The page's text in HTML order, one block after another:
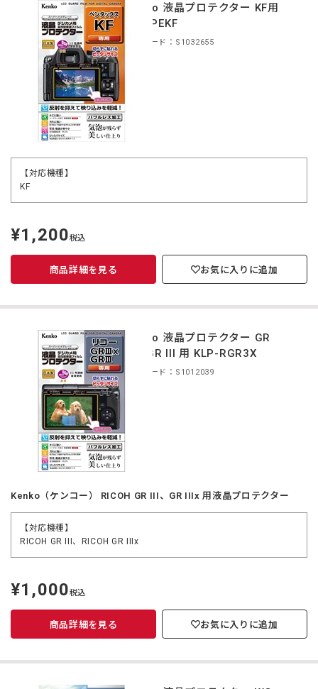
Kenko 液晶プロテクター KF用
KLP-PEKF
商品コード：S1032655
【対応機種】
KF
定
価
¥1,200税込
商品詳細を見る お気に入りに追加
Kenko 液晶プロテクター GR
IIIx/GR III 用 KLP-RGR3X
商品コード：S1012039
Kenko（ケンコー） RICOH GR III、GR IIIx 用液晶プロテクター
【対応機種】
RICOH GR III、RICOH GR IIIx
定
価
¥1,000税込
商品詳細を見る お気に入りに追加